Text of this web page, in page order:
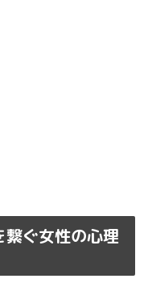
ぐ女性の心理